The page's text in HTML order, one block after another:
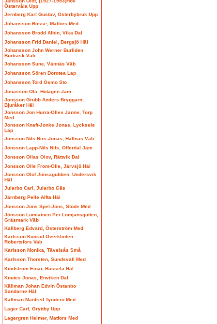
Östervåla Upp
Jernberg Karl Gustav, Österbybruk Upp
Johansson Bosse, Matfors Med
Johansson Brodd Albin, Vika Dal
Johansson Frid Daniel, Bergsjö Häl
Johansson John Werner Burliden
Burträsk Väb
Johansson Sune, Vännäs Väb
Johansson Sören Dorotea Lap
Johansson Tord Ösmo Sto
Jonasson Ola, Hotagen Jäm
Jonsson Grubb Anders Bryggarn,
Bjuråker Häl
Jonsson Jon Hurra-Olles Janne, Torp
Med
Jonsson Knaft-Jonke Jonas, Lycksele
Lap
Jonsson Nils Nirs-Jonas, Hällnäs Väb
Jonsson Lapp-Nils Nils, Offerdal Jäm
Jonsson Ollas Olov, Rättvik Dal
Jonsson Olle From-Olle, Järvsjö Häl
Jonsson Olof Jönsagubben, Undersvik
Häl
Jularbo Carl, Jularbo Gäs
Järnberg Pelle Alfta Häl
Jönsson Jöns Spel-Jöns, Stöde Med
Jönsson Lumiainen Per Lomjansgutten,
Gräsmark Väb
Kallberg Edvard, Österström Med
Karlsson Konrad Överklinten
Robertsfors Vab
Karlsson Monika, Tävelsås Små
Karlsson Thorsten, Sundsvall Med
Kindström Einar, Hassela Häl
Knutes Jonas, Enviken Dal
Källman Johan Edvin Östanbo
Sandarne Häl
Källman Manfred Tynderö Med
Lager Carl, Gryttby Upp
Lagergren Helmer, Matfors Med